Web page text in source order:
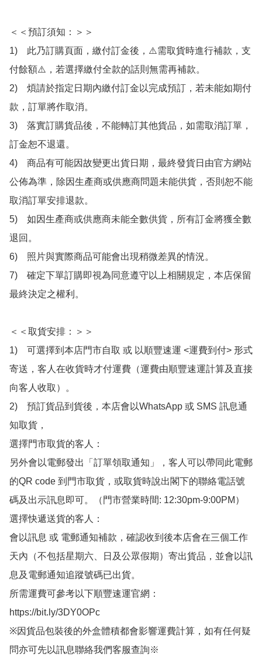
＜＜預訂須知：＞＞
1)　此乃訂購頁面，繳付訂金後，⚠️需取貨時進行補款，支
付餘額⚠️，若選擇繳付全款的話則無需再補款。
2)　煩請於指定日期內繳付訂金以完成預訂，若未能如期付
款，訂單將作取消。
3)　落實訂購貨品後，不能轉訂其他貨品，如需取消訂單，
訂金恕不退還。
4)　商品有可能因故變更出貨日期，最終發貨日由官方網站
公佈為準，除因生產商或供應商問題未能供貨，否則恕不能
取消訂單安排退款。
5)　如因生產商或供應商未能全數供貨，所有訂金將獲全數
退回。
6)　照片與實際商品可能會出現稍微差異的情況。
7)　確定下單訂購即視為同意遵守以上相關規定，本店保留
最終決定之權利。
＜＜取貨安排：＞＞
1)　可選擇到本店門市自取 或 以順豐速運 <運費到付> 形式
寄送，客人在收貨時才付運費（運費由順豐速運計算及直接
向客人收取）。
2)　預訂貨品到貨後，本店會以WhatsApp 或 SMS 訊息通
知取貨，
選擇門市取貨的客人：
另外會以電郵發出「訂單領取通知」，客人可以帶同此電郵
的QR code 到門市取貨，或取貨時說出閣下的聯絡電話號
碼及出示訊息即可。（門市營業時間: 12:30pm-9:00PM）
選擇快遞送貨的客人：
會以訊息 或 電郵通知補款，確認收到後本店會在三個工作
天內（不包括星期六、日及公眾假期）寄出貨品，並會以訊
息及電郵通知追蹤號碼已出貨。
所需運費可參考以下順豐速運官網：
https://bit.ly/3DY0OPc
※因貨品包裝後的外盒體積都會影響運費計算，如有任何疑
問亦可先以訊息聯絡我們客服查詢※